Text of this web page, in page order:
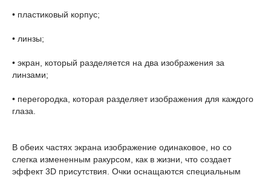
• пластиковый корпус;
• линзы;
• экран, который разделяется на два изображения за
линзами;
• перегородка, которая разделяет изображения для каждого
глаза.
В обеих частях экрана изображение одинаковое, но со
слегка измененным ракурсом, как в жизни, что создает
эффект 3D присутствия. Очки оснащаются специальным